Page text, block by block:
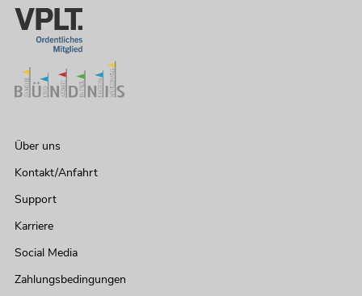
Über uns
Kontakt/Anfahrt
Support
Karriere
Social Media
Zahlungsbedingungen